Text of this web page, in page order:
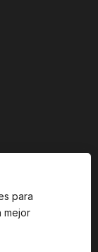
para
mejor